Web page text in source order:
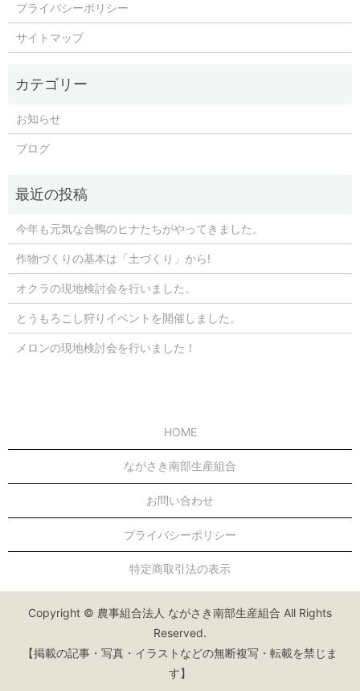
プライバシーポリシー
サイトマップ
お知らせ
ブログ
今年も元気な合鴨のヒナたちがやってきました。
作物づくりの基本は「土づくり」から!
オクラの現地検討会を行いました。
とうもろこし狩りイベントを開催しました。
メロンの現地検討会を行いました！
HOME
ながさき南部生産組合
お問い合わせ
プライバシーポリシー
特定商取引法の表示
Copyright © 農事組合法人 ながさき南部生産組合 All Rights
Reserved.
【掲載の記事・写真・イラストなどの無断複写・転載を禁じま
す】